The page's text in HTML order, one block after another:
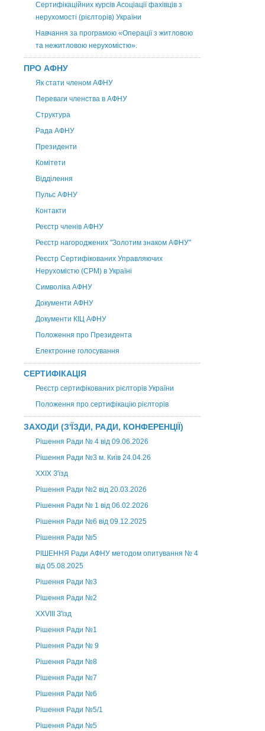
Сертифікаційних курсів Асоціації фахівців з
нерухомості (рієлторів) України
Навчання за програмою «Операції з житловою
та нежитловою нерухомістю».
ПРО АФНУ
Як стати членом АФНУ
Переваги членства в АФНУ
Структура
Рада АФНУ
Президенти
Комітети
Відділення
Пульс АФНУ
Контакти
Реєстр членів АФНУ
Реєстр нагороджених "Золотим знаком АФНУ"
Реєстр Сертифікованих Управляючих
Нерухомістю (CPM) в Україні
Символіка АФНУ
Документи АФНУ
Документи КІЦ АФНУ
Положення про Президента
Електронне голосування
СЕРТИФІКАЦІЯ
Реєстр сертифікованих рієлторів України
Положення про сертифікацію рієлторів
ЗАХОДИ (З'ЇЗДИ, РАДИ, КОНФЕРЕНЦІЇ)
Рішення Ради № 4 від 09.06.2026
Рішення Ради №3 м. Київ 24.04.26
XXІХ З'їзд
Рішення Ради №2 від 20.03.2026
Рішення Ради № 1 від 06.02.2026
Рішення Ради №6 від 09.12.2025
Рішення Ради №5
РІШЕННЯ Ради АФНУ методом опитування № 4
від 05.08.2025
Рішення Ради №3
Рішення Ради №2
XXVIII З'їзд
Рішення Ради №1
Рішення Ради № 9
Рішення Ради №8
Рішення Ради №7
Рішення Ради №6
Рішення Ради №5/1
Рішення Ради №5